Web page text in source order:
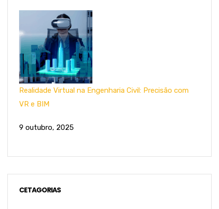
Realidade Virtual na Engenharia Civil: Precisão com
VR e BIM
9 outubro, 2025
CETAGORIAS